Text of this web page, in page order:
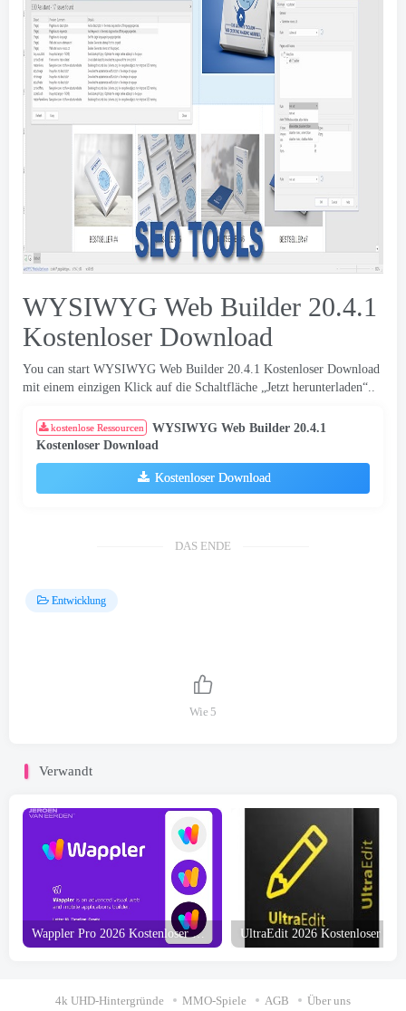
WYSIWYG Web Builder 20.4.1
Kostenloser Download
You can start WYSIWYG Web Builder 20.4.1 Kostenloser Download
mit einem einzigen Klick auf die Schaltfläche „Jetzt herunterladen“..
kostenlose Ressourcen
WYSIWYG Web Builder 20.4.1
Kostenloser Download
Kostenloser Download
DAS ENDE
Entwicklung
Wie 5
Verwandt
Wappler Pro 2026 Kostenloser Download
4k UHD-Hintergründe MMO-Spiele AGB Über uns